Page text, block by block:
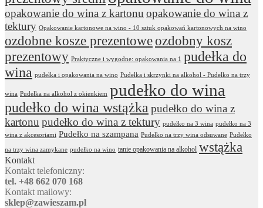
opakowanie do wina z kartonu opakowanie do wina z
tektury Opakowanie kartonowe na wino - 10 sztuk opakowań kartonowych na wino
ozdobne kosze prezentoweozdobny kosz
prezentowy Praktyczne i wygodne: opakowania na 1
pudełka do
wina pudełka i opakowania na wino Pudełka i skrzynki na alkohol - Pudełko na trzy
wina Pudełka na alkohol z okienkiem pudełko do wina
pudełko do wina wstążka pudełko do wina z
kartonu pudełko do wina z tektury pudełko na 3 wina pudełko na 3
wina z akcesoriami Pudełko na szampana Pudełko na trzy wina odsuwane Pudełko
na trzy wina zamykane pudełko na wino tanie opakowania na alkohol wstążka
Kontakt
Kontakt telefoniczny:
tel. +48 662 070 168
Kontakt mailowy:
sklep@zawieszam.pl